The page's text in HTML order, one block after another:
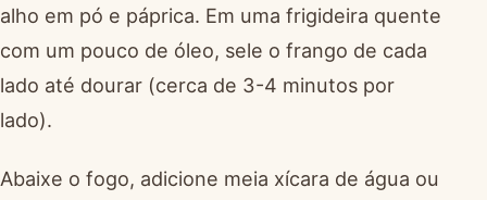
alho em pó e páprica. Em uma frigideira quente
com um pouco de óleo, sele o frango de cada
lado até dourar (cerca de 3-4 minutos por
lado).
Abaixe o fogo, adicione meia xícara de água ou